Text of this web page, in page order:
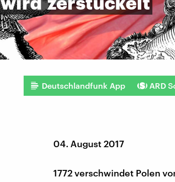
Deutschlandfunk App ARD
04. August 2017
1772 verschwindet Polen